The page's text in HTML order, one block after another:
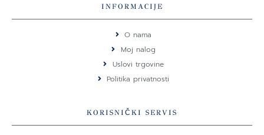
e
b
o
o
k
t
a
g
r
a
m
INFORMACIJE
O nama
Moj nalog
Uslovi trgovine
Politika privatnosti
KORISNIČKI SERVIS